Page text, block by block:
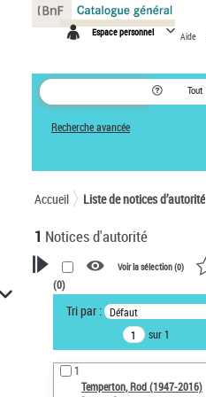
Espace personnel Aide
Tout
Recherche avancée
Accueil Liste de notices d’autorité
1 Notices d'autorité
VOTRE RECHERCHE
Recherche avancée dans les
notices d’autorité
Œuvres liées à l'auteur :
Temperton, Rod (1947-2016)
Voir la sélection (0)
(0)
Tri par : Défaut
sur 1
1
Temperton, Rod (1947-2016)
Panneau de gestion des cookies